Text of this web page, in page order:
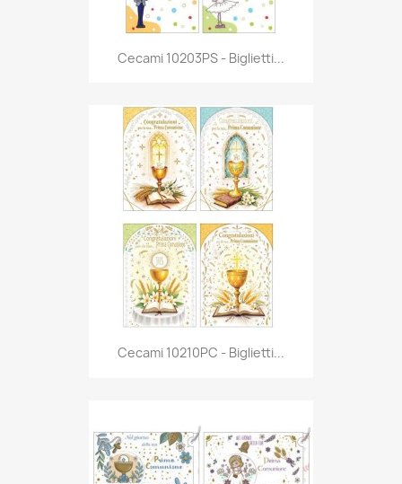
Anteprima
Cecami 10203PS - Biglietti...
Anteprima
Cecami 10210PC - Biglietti...